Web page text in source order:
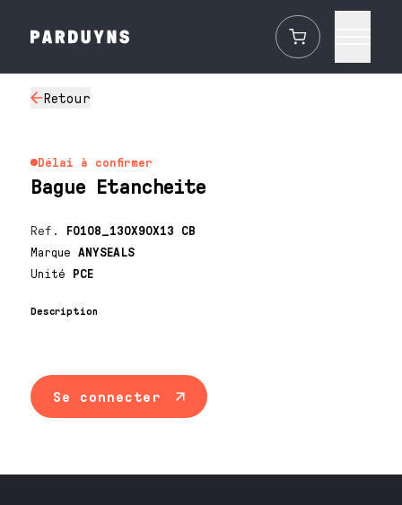
Retour
Délai à confirmer
Bague Etancheite
Ref. F0108_130X90X13 CB
MarqueANYSEALS
Unité PCE
Description
Se connecter